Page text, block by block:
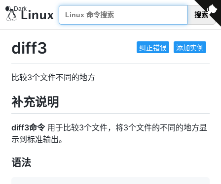
搜索
纠正错误 添加实例
diff3
比较3个文件不同的地方
补充说明
diff3命令用于比较3个文件，将3个文件的不同的地方显
示到标准输出。
语法